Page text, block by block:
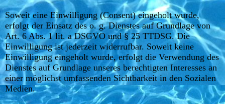
Soweit eine Einwilligung (Consent) eingeholt wurde,
erfolgt der Einsatz des o. g. Dienstes auf Grundlage von
Art. 6 Abs. 1 lit. a DSGVO und § 25 TTDSG. Die
Einwilligung ist jederzeit widerrufbar. Soweit keine
Einwilligung eingeholt wurde, erfolgt die Verwendung des
Dienstes auf Grundlage unseres berechtigten Interesses an
einer möglichst umfassenden Sichtbarkeit in den Sozialen
Medien.